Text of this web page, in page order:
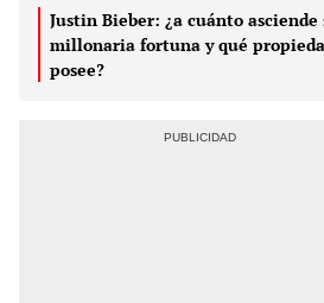
Justin Bieber: ¿a cuánto asciende
millonaria fortuna y qué
posee?